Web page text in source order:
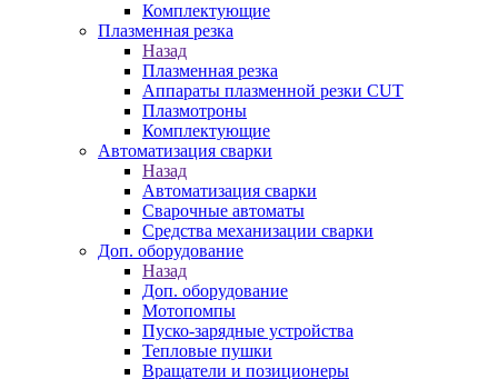
Комплектующие
Плазменная резка
Назад
Плазменная резка
Аппараты плазменной резки CUT
Плазмотроны
Комплектующие
Автоматизация сварки
Назад
Автоматизация сварки
Сварочные автоматы
Средства механизации сварки
Доп. оборудование
Назад
Доп. оборудование
Мотопомпы
Пуско-зарядные устройства
Тепловые пушки
Вращатели и позиционеры